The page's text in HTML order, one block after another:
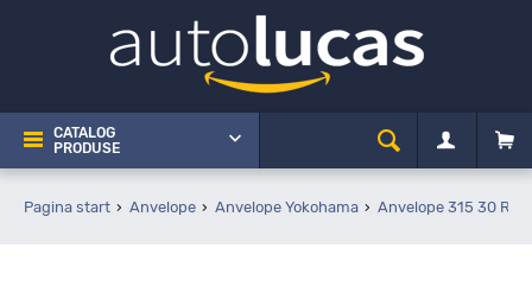
CATALOG
PRODUSE
Pagina start Anvelope Anvelope Yokohama Anvelope 315 30 R23